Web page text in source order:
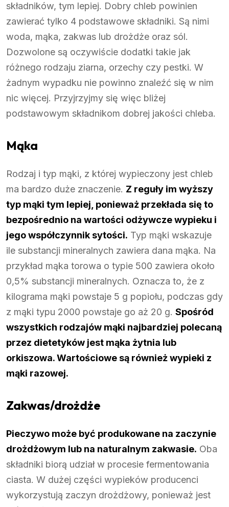
składników, tym lepiej. Dobry chleb powinien
zawierać tylko 4 podstawowe składniki. Są nimi
woda, mąka, zakwas lub drożdże oraz sól.
Dozwolone są oczywiście dodatki takie jak
różnego rodzaju ziarna, orzechy czy pestki. W
żadnym wypadku nie powinno znaleźć się w nim
nic więcej. Przyjrzyjmy się więc bliżej
podstawowym składnikom dobrej jakości chleba.
Mąka
Rodzaj i typ mąki, z której wypieczony jest chleb
ma bardzo duże znaczenie. Z reguły im wyższy
typ mąki tym lepiej, ponieważ przekłada się to
bezpośrednio na wartości odżywcze wypieku i
jego współczynnik sytości. Typ mąki wskazuje
ile substancji mineralnych zawiera dana mąka. Na
przykład mąka torowa o typie 500 zawiera około
0,5% substancji mineralnych. Oznacza to, że z
kilograma mąki powstaje 5 g popiołu, podczas gdy
z mąki typu 2000 powstaje go aż 20 g. Spośród
wszystkich rodzajów mąki najbardziej polecaną
przez dietetyków jest mąka żytnia lub
orkiszowa. Wartościowe są również wypieki z
mąki razowej.
Zakwas/drożdże
Pieczywo może być produkowane na zaczynie
drożdżowym lub na naturalnym zakwasie. Oba
składniki biorą udział w procesie fermentowania
ciasta. W dużej części wypieków producenci
wykorzystują zaczyn drożdżowy, ponieważ jest